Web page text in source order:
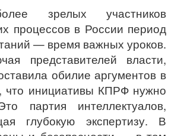
зрелых участников
процессов в России период
— время важных уроков.
представителей власти,
обилие аргументов в
что инициативы КПРФ нужно
партия интеллектуалов,
глубокую экспертизу. В